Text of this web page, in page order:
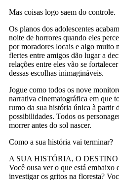
Mas coisas logo saem do controle.
Os planos dos adolescentes
noite de horrores quando eles
por moradores locais e algo muito
flertes entre amigos dão lugar a
relações entre eles vão se
dessas escolhas inimagináveis.
Jogue como todos os nove
narrativa cinematográfica em que
rumo da sua história única à partir
possibilidades. Todos os
morrer antes do sol nascer.
Como a sua história vai terminar?
A SUA HISTÓRIA, O
Você ousa ver o que está embaixo
investigar os gritos na floresta?